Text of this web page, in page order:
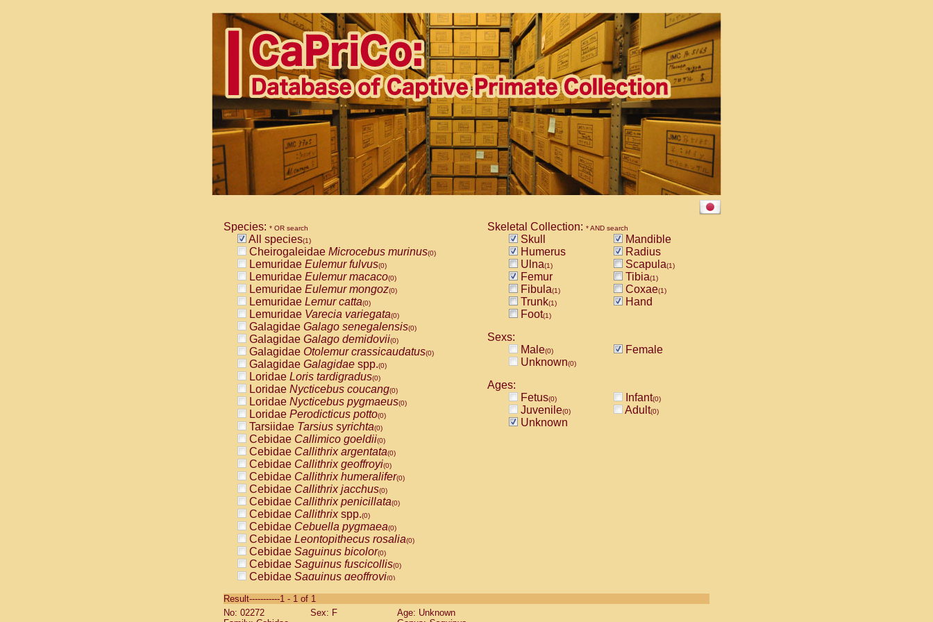
Species: * OR search
All species(1)
Cheirogaleidae Microcebus murinus(0)
Lemuridae Eulemur fulvus(0)
Lemuridae Eulemur macaco(0)
Lemuridae Eulemur mongoz(0)
Lemuridae Lemur catta(0)
Lemuridae Varecia variegata(0)
Galagidae Galago senegalensis(0)
Galagidae Galago demidovii(0)
Galagidae Otolemur crassicaudatus(0)
Galagidae Galagidae spp.(0)
Loridae Loris tardigradus(0)
Loridae Nycticebus coucang(0)
Loridae Nycticebus pygmaeus(0)
Loridae Perodicticus potto(0)
Tarsiidae Tarsius syrichta(0)
Cebidae Callimico goeldii(0)
Cebidae Callithrix argentata(0)
Cebidae Callithrix geoffroyi(0)
Cebidae Callithrix humeralifer(0)
Cebidae Callithrix jacchus(0)
Cebidae Callithrix penicillata(0)
Cebidae Callithrixspp.(0)
Cebidae Cebuella pygmaea(0)
Cebidae Leontopithecus rosalia(0)
Cebidae Saguinus bicolor(0)
Cebidae Saguinus fuscicollis(0)
Cebidae Saguinus geoffroyi(0)
CebidaeSaguinus labiatus(0)
Cebidae Saguinus leucopus (0)
Skeletal Collection: * AND search
Skull
Mandible
Humerus
Radius
Ulna(1) Scapula(1)
Femur Tibia(1)
Fibula(1) Coxae(1)
Trunk(1)
Hand
Foot(1)
Sexs:
Male(0)
Female
Unknown(0)
Ages:
Fetus(0) Infant(0)
Juvenile(0) Adult(0)
Unknown
Result-----------1 - 1 of 1
No: 02272
Sex: F
Age: Unknown